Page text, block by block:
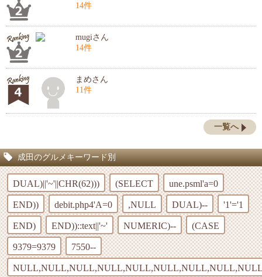
14件
mugiさん
14件
まめさん
11件
一覧へ
成田のグルメキーワード別
DUAL)||'~'||CHR(62))) (SELECT une.psml'a=0
END)) debit.php4'A=0 ,NULL DUAL)-- '1'='1
END) END))::text||'~' NUMERIC)-- (CASE
9379=9379 7550--